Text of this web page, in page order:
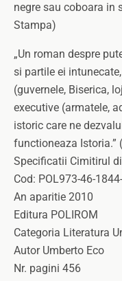
negre sau coboara in
Stampa)
„Un roman despre
si partile ei
(guvernele, Biserica,
executive (armatele,
istoric care ne
functioneaza Istoria.”
Specificatii Cimitirul
Cod: POL973-46-
An aparitie 2010
Editura POLIROM
Categoria Literatura
Autor Umberto Eco
Nr. pagini 456